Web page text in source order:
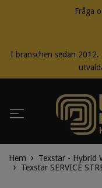
Fråga
I branschen sedan
Hem Texstar - Hybrid
Texstar SERVICE